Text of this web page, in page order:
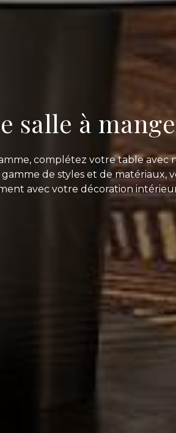
salle à
complétez votre table avec
de styles et de matériaux,
avec votre décoration